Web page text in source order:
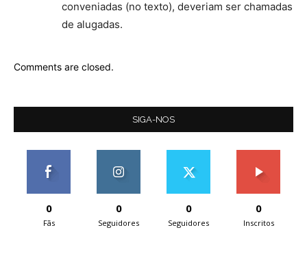
conveniadas (no texto), deveriam ser chamadas
de alugadas.
Comments are closed.
SIGA-NOS
0
Fãs
0
Seguidores
0
Seguidores
0
Inscritos